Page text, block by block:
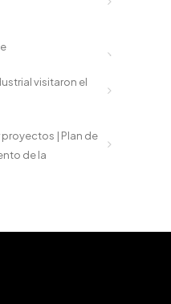
visitaron el
| Plan de
de la